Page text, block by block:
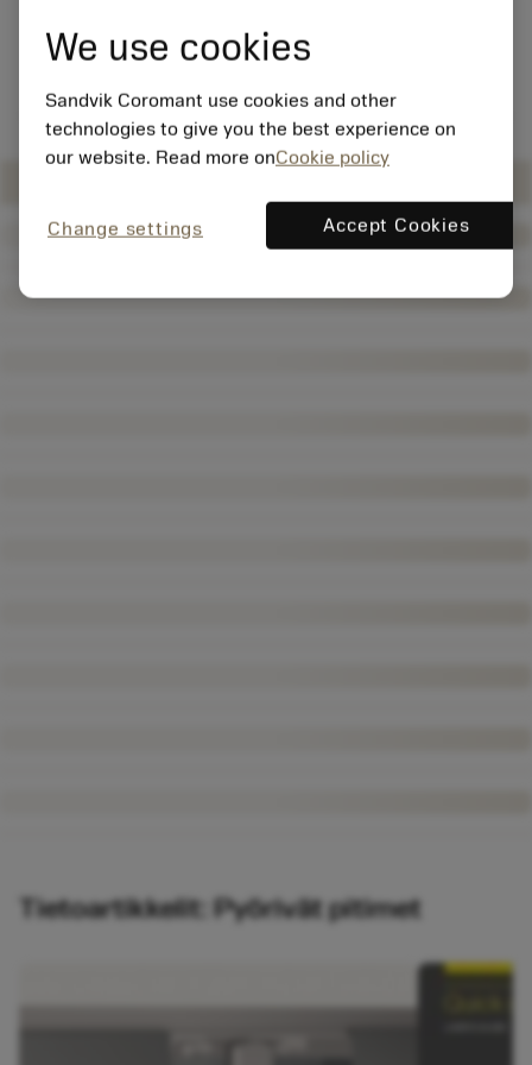
Tietoartikkelit: Pyörivät pitimet
We use cookies
Sandvik Coromant use cookies and other
technologies to give you the best experience on
our website. Read more onCookie policy
Change settings Accept Cookies